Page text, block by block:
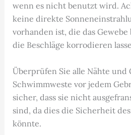
wenn es nicht benutzt wird.
keine direkte
vorhanden ist, die das
die Beschläge korrodieren
Überprüfen Sie alle Nähte und
Schwimmweste vor jedem
sicher, dass sie nicht
sind, da dies die Sicherheit
könnte.